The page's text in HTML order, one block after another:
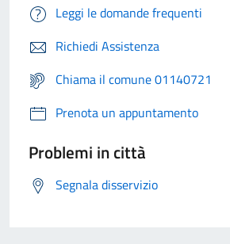
Leggi le domande frequenti
Richiedi Assistenza
Chiama il comune 01140721
Prenota un appuntamento
Problemi in città
Segnala disservizio